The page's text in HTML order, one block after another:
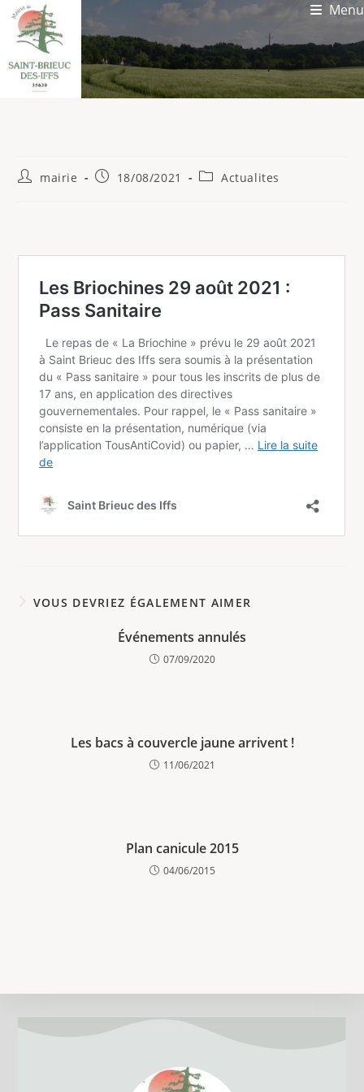
Menu
mairie 18/08/2021 Actualites
VOUS DEVRIEZ ÉGALEMENT AIMER
Événements annulés
07/09/2020
Les bacs à couvercle jaune arrivent !
11/06/2021
Plan canicule 2015
04/06/2015